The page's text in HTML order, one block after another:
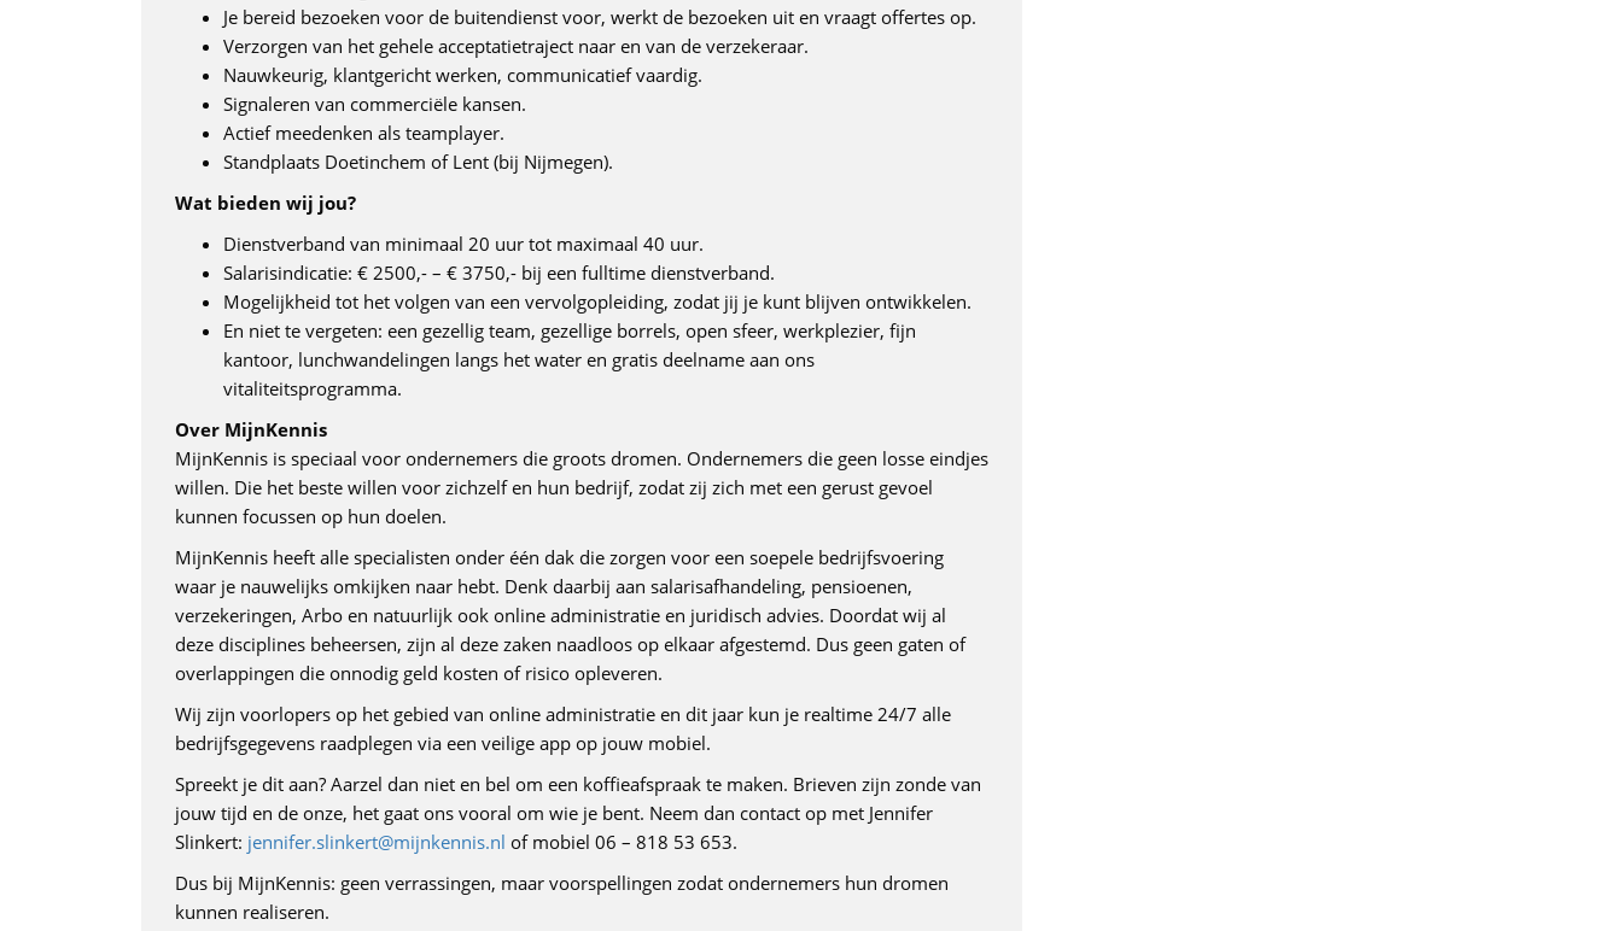
Je bereid bezoeken voor de buitendienst voor, werkt de bezoeken uit en vraagt offertes op.
Verzorgen van het gehele acceptatietraject naar en van de verzekeraar.
Nauwkeurig, klantgericht werken, communicatief vaardig.
Signaleren van commerciële kansen.
Actief meedenken als teamplayer.
Standplaats Doetinchem of Lent (bij Nijmegen).
Wat bieden wij jou?
Dienstverband van minimaal 20 uur tot maximaal 40 uur.
Salarisindicatie: € 2500,- – € 3750,- bij een fulltime dienstverband.
Mogelijkheid tot het volgen van een vervolgopleiding, zodat jij je kunt blijven ontwikkelen.
En niet te vergeten: een gezellig team, gezellige borrels, open sfeer, werkplezier, fijn
kantoor, lunchwandelingen langs het water en gratis deelname aan ons
vitaliteitsprogramma.
Over MijnKennis
MijnKennis is speciaal voor ondernemers die groots dromen. Ondernemers die geen losse eindjes
willen. Die het beste willen voor zichzelf en hun bedrijf, zodat zij zich met een gerust gevoel
kunnen focussen op hun doelen.
MijnKennis heeft alle specialisten onder één dak die zorgen voor een soepele bedrijfsvoering
waar je nauwelijks omkijken naar hebt. Denk daarbij aan salarisafhandeling, pensioenen,
verzekeringen, Arbo en natuurlijk ook online administratie en juridisch advies. Doordat wij al
deze disciplines beheersen, zijn al deze zaken naadloos op elkaar afgestemd. Dus geen gaten of
overlappingen die onnodig geld kosten of risico opleveren.
Wij zijn voorlopers op het gebied van online administratie en dit jaar kun je realtime 24/7 alle
bedrijfsgegevens raadplegen via een veilige app op jouw mobiel.
Spreekt je dit aan? Aarzel dan niet en bel om een koffieafspraak te maken. Brieven zijn zonde van
jouw tijd en de onze, het gaat ons vooral om wie je bent. Neem dan contact op met Jennifer
Slinkert: jennifer.slinkert@mijnkennis.nl of mobiel 06 – 818 53 653.
Dus bij MijnKennis: geen verrassingen, maar voorspellingen zodat ondernemers hun dromen
kunnen realiseren.